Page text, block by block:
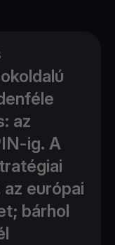
az
ig. A
európai
bárhol